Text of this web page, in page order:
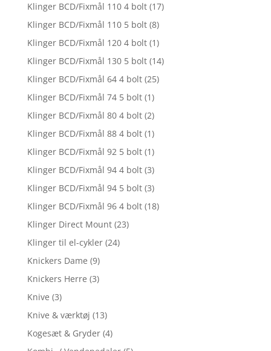
Klinger BCD/Fixmål 110 4 bolt (17)
Klinger BCD/Fixmål 110 5 bolt (8)
Klinger BCD/Fixmål 120 4 bolt (1)
Klinger BCD/Fixmål 130 5 bolt (14)
Klinger BCD/Fixmål 64 4 bolt (25)
Klinger BCD/Fixmål 74 5 bolt (1)
Klinger BCD/Fixmål 80 4 bolt (2)
Klinger BCD/Fixmål 88 4 bolt (1)
Klinger BCD/Fixmål 92 5 bolt (1)
Klinger BCD/Fixmål 94 4 bolt (3)
Klinger BCD/Fixmål 94 5 bolt (3)
Klinger BCD/Fixmål 96 4 bolt (18)
Klinger Direct Mount (23)
Klinger til el-cykler (24)
Knickers Dame (9)
Knickers Herre (3)
Knive (3)
Knive & værktøj (13)
Kogesæt & Gryder (4)